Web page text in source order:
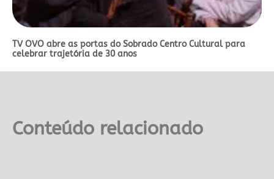
TV OVO abre as portas do Sobrado Centro Cultural para
celebrar trajetória de 30 anos
Conteúdo relacionado